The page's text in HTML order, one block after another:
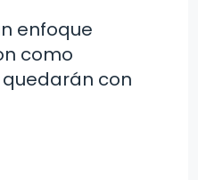
enfoque
como
con